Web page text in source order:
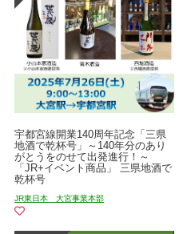
宇都宮線開業140周年記念「三県
地酒で乾杯号」～140年分のあり
がとうをのせて出発進行！～
「JR+イベント商品」 三県地酒で
乾杯号
JR東日本 大宮事業本部